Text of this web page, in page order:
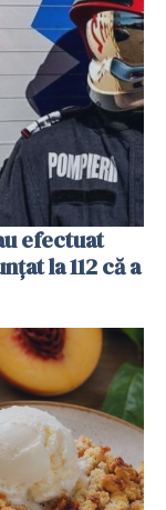
efectuat
la 112 că a